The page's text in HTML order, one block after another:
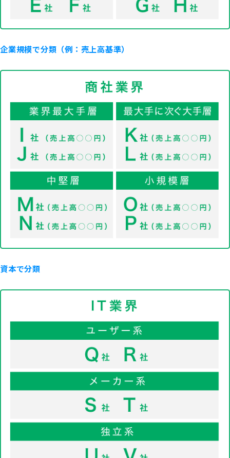
企業規模で分類（例：売上高基準）
資本で分類